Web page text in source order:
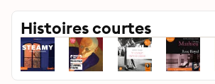
Histoires courtes